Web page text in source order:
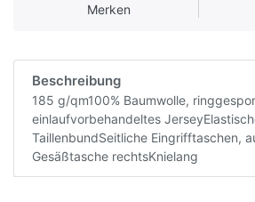
Merken
Beschreibung
185 g/qm100% Baumwolle,
einlaufvorbehandeltes
TaillenbundSeitliche Eingrifftaschen,
Gesäßtasche rechtsKnielang